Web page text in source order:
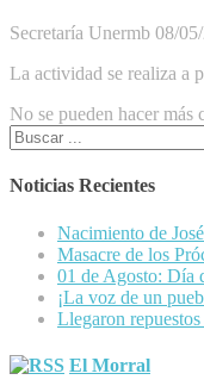
Secretaría Unermb 08/
La actividad se realiza a
No se pueden hacer más
Buscar:
Noticias Recientes
Nacimiento de
Masacre de los
01 de Agosto: Día
¡La voz de un
Llegaron
El Morral